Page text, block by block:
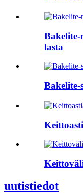
lasta
uutistiedot